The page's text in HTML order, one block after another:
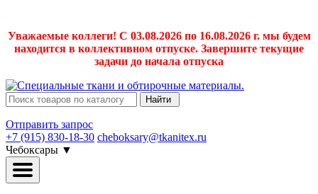
Уважаемые коллеги! С 03.08.2026 по 16.08.2026 г. мы будем
находится в коллективном отпуске. Завершите текущие
задачи до начала отпуска
Найти
Отправить запрос
+7 (915) 830-18-30 cheboksary@tkanitex.ru
Чебоксары ▼